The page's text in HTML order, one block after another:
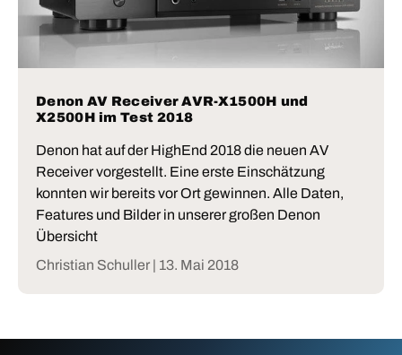
Denon AV Receiver AVR-X1500H und
X2500H im Test 2018
Denon hat auf der HighEnd 2018 die neuen AV
Receiver vorgestellt. Eine erste Einschätzung
konnten wir bereits vor Ort gewinnen. Alle Daten,
Features und Bilder in unserer großen Denon
Übersicht
Christian Schuller | 13. Mai 2018